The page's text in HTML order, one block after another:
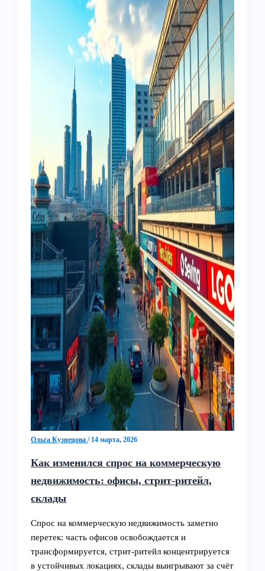
Ольга Кузнецова/ 14 марта, 2026
Как изменился спрос на коммерческую
недвижимость: офисы, стрит-ритейл,
склады
Спрос на коммерческую недвижимость заметно
перетек: часть офисов освобождается и
трансформируется, стрит‑ритейл концентрируется
в устойчивых локациях, склады выигрывают за счёт